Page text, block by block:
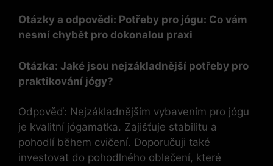
Otázky a odpovědi: Potřeby pro jógu: Co vám
nesmí chybět pro dokonalou praxi
Otázka: Jaké jsou nejzákladnější potřeby pro
praktikování jógy?
Odpověď: Nejzákladnějším vybavením pro jógu
je kvalitní jógamatka. Zajišťuje stabilitu a
pohodlí během cvičení. Doporučuji také
investovat do pohodlného oblečení, které